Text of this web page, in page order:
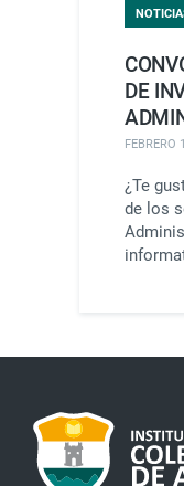
DE
FEBRERO
¿Te
de los